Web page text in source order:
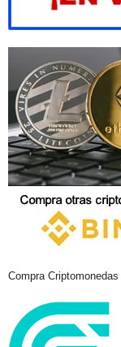
Compra Criptomonedas